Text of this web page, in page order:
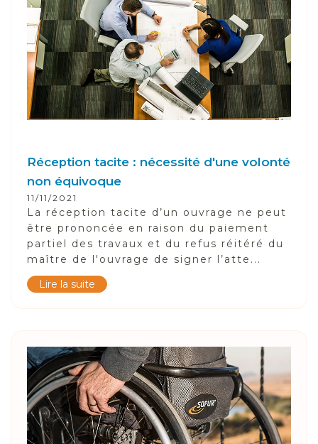
Réception tacite : nécessité d'une volonté
non équivoque
11/11/2021
La réception tacite d’un ouvrage ne peut
être prononcée en raison du paiement
partiel des travaux et du refus réitéré du
maître de l'ouvrage de signer l’atte...
Lire la suite